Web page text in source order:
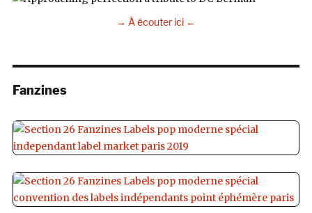
→ À écouter ici ←
Fanzines